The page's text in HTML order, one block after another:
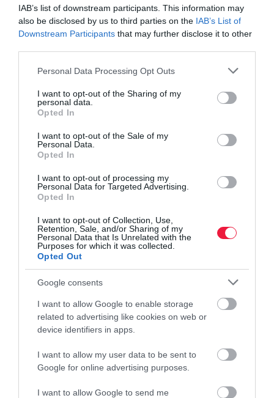
IAB’s list of downstream participants. This information may
also be disclosed by us to third parties on the IAB’s List of
Downstream Participants that may further disclose it to other
Please note that this website/app uses one or more Google
not limited to your visit or usage behaviour. You may click to
grant or deny consent to Google and its third-party tags to
use your data for below specified purposes in below Google
consent section.
Personal Data Processing Opt Outs
I want to opt-out of the Sharing of my
personal data.
Opted In
I want to opt-out of the Sale of my
Personal Data.
Opted In
I want to opt-out of processing my
Personal Data for Targeted Advertising.
Opted In
I want to opt-out of Collection, Use,
Retention, Sale, and/or Sharing of my
Personal Data that Is Unrelated with the
Purposes for which it was collected.
Opted Out
Google consents
I want to allow Google to enable storage
related to advertising like cookies on web or
device identifiers in apps.
I want to allow my user data to be sent to
Google for online advertising purposes.
I want to allow Google to send me
vállalatok lassan, de biztosan elveszítik
a versenyt az online térben
fizz.hu webshop